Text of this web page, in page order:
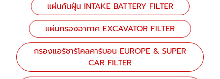
แผ่นกันฝุ่น INTAKE BATTERY FILTER
แผ่นกรองอากาศ EXCAVATOR FILTER
กรองแอร์ชาร์โคลคาร์บอน EUROPE & SUPER
CAR FILTER